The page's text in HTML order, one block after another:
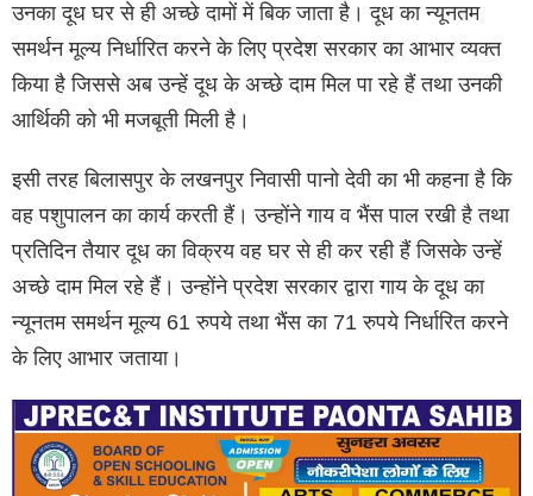
उनका दूध घर से ही अच्छे दामों में बिक जाता है। दूध का न्यूनतम
समर्थन मूल्य निर्धारित करने के लिए प्रदेश सरकार का आभार व्यक्त
किया है जिससे अब उन्हें दूध के अच्छे दाम मिल पा रहे हैं तथा उनकी
आर्थिकी को भी मजबूती मिली है।
इसी तरह बिलासपुर के लखनपुर निवासी पानो देवी का भी कहना है कि
वह पशुपालन का कार्य करती हैं। उन्होंने गाय व भैंस पाल रखी है तथा
प्रतिदिन तैयार दूध का विक्रय वह घर से ही कर रही हैं जिसके उन्हें
अच्छे दाम मिल रहे हैं। उन्होंने प्रदेश सरकार द्वारा गाय के दूध का
न्यूनतम समर्थन मूल्य 61 रुपये तथा भैंस का 71 रुपये निर्धारित करने
के लिए आभार जताया।